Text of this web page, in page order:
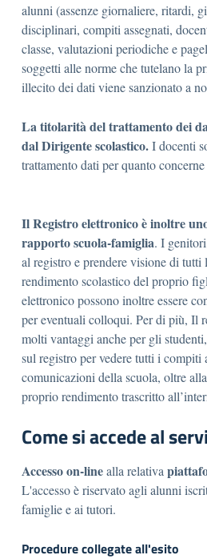
alunni (assenze giornaliere, ritardi,
disciplinari, compiti assegnati,
classe, valutazioni periodiche e
soggetti alle norme che tutelano la
illecito dei dati vienesanzionato a
La titolarità del trattamento dei
dal Dirigente scolastico.I docenti
trattamento dati per quanto
Il Registro elettronicoè inoltre
rapporto scuola-famiglia. I
al registro e prendere visione di
rendimento scolastico del proprio
elettronico possono inoltre essere
per eventuali colloqui. Per di più, Il
molti vantaggi anche per gli
sul registro per vedere tutti i compiti
comunicazioni della scuola, oltre
proprio rendimento trascritto
Come si accede al
Accesso on-linealla relativa
L'accesso è riservato agli alunni
famiglie e ai tutori.
Procedure collegate all'esito